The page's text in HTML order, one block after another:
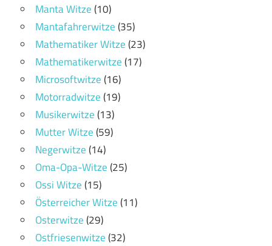
Manta Witze(10)
Mantafahrerwitze(35)
Mathematiker Witze(23)
Mathematikerwitze(17)
Microsoftwitze(16)
Motorradwitze(19)
Musikerwitze(13)
Mutter Witze(59)
Negerwitze(14)
Oma-Opa-Witze(25)
Ossi Witze(15)
Österreicher Witze(11)
Osterwitze(29)
Ostfriesenwitze(32)